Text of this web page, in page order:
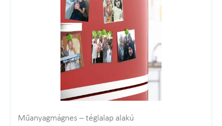
Műanyagmágnes – téglalap alakú